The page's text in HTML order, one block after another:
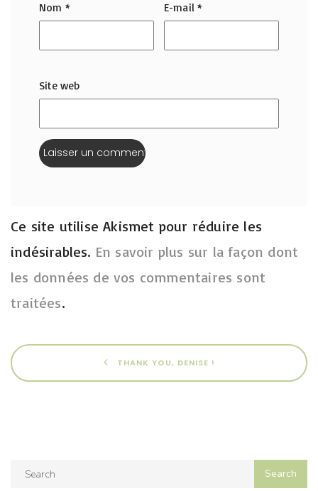
Nom * E-mail*
Site web
Ce site utilise Akismet pour réduire les
indésirables. En savoir plus sur la façon dont
les données de vos commentaires sont
traitées.
THANK YOU, DENISE !